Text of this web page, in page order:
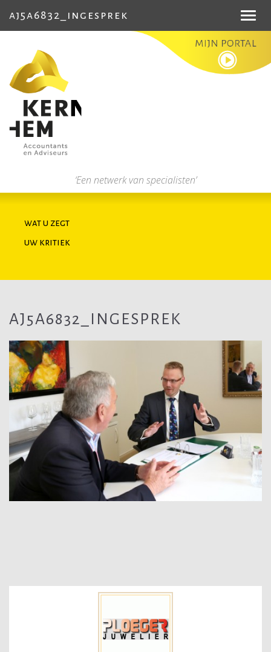
aj5a6832_ingesprek
‘Een netwerk van specialisten’
wat u zegt
uw kritiek
AJ5A6832_INGESPREK